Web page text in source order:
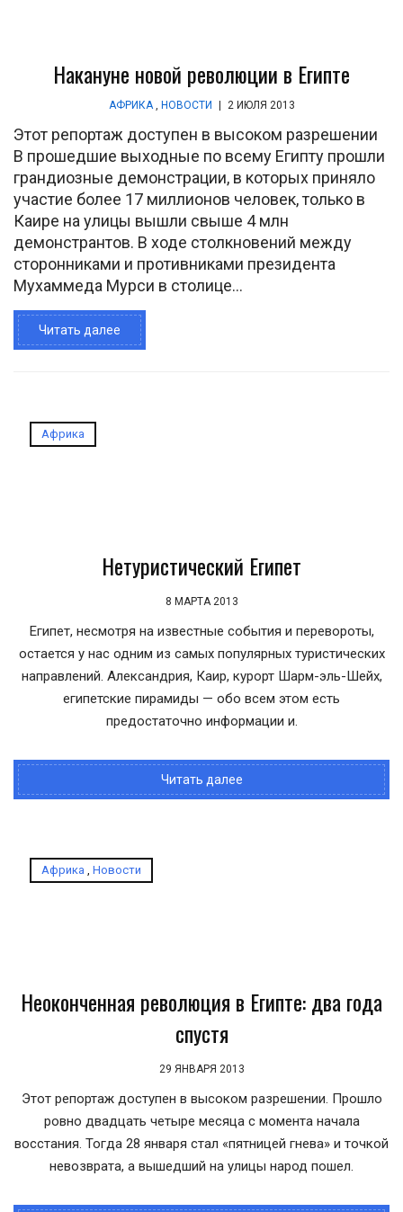
Накануне новой революции в Египте
АФРИКА, НОВОСТИ | 2 ИЮЛЯ 2013
Этот репортаж доступен в высоком разрешении
В прошедшие выходные по всему Египту прошли
грандиозные демонстрации, в которых приняло
участие более 17 миллионов человек, только в
Каире на улицы вышли свыше 4 млн
демонстрантов. В ходе столкновений между
сторонниками и противниками президента
Мухаммеда Мурси в столице...
Читать далее
Африка
Нетуристический Египет
8 МАРТА 2013
Египет, несмотря на известные события и перевороты,
остается у нас одним из самых популярных туристических
направлений. Александрия, Каир, курорт Шарм-эль-Шейх,
египетские пирамиды — обо всем этом есть
предостаточно информации и.
Читать далее
Африка Новости
Неоконченная революция в Египте: два года
спустя
29 ЯНВАРЯ 2013
Этот репортаж доступен в высоком разрешении. Прошло
ровно двадцать четыре месяца с момента начала
восстания. Тогда 28 января стал «пятницей гнева» и точкой
невозврата, а вышедший на улицы народ пошел.